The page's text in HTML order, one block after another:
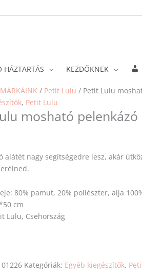
HÁZTARTÁS KEZDŐKNEK
MÁRKÁINK / Petit Lulu / Petit Lulu
, Petit Lulu
mosható pelenkázó
alátét nagy segítségedre lesz, akár
80% pamut, 20% poliészter, alja
cm
Lulu, Csehország
Kategóriák: Egyéb kiegészítők,